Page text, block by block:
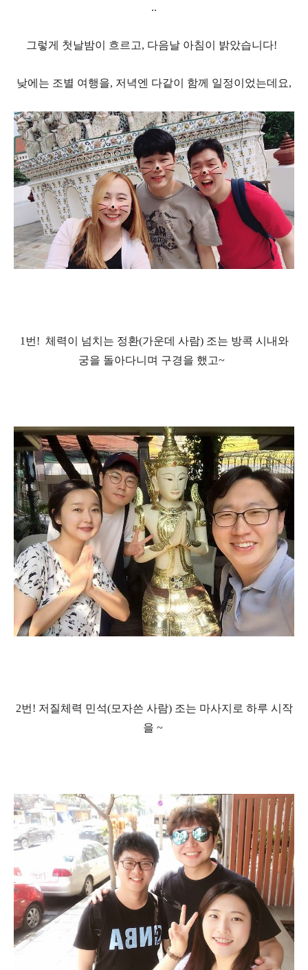
..
그렇게 첫날밤이 흐르고, 다음날 아침이 밝았습니다!
낮에는 조별 여행을, 저녁엔 다같이 함께 일정이었는데요,
1 번 ! 체력이 넘치는 정환(가운데 사람) 조는 방콕 시내와
궁을 돌아다니며 구경을 했고~
2번 ! 저질체력 민석(모자쓴 사람) 조는 마사지로 하루 시작
을 ~